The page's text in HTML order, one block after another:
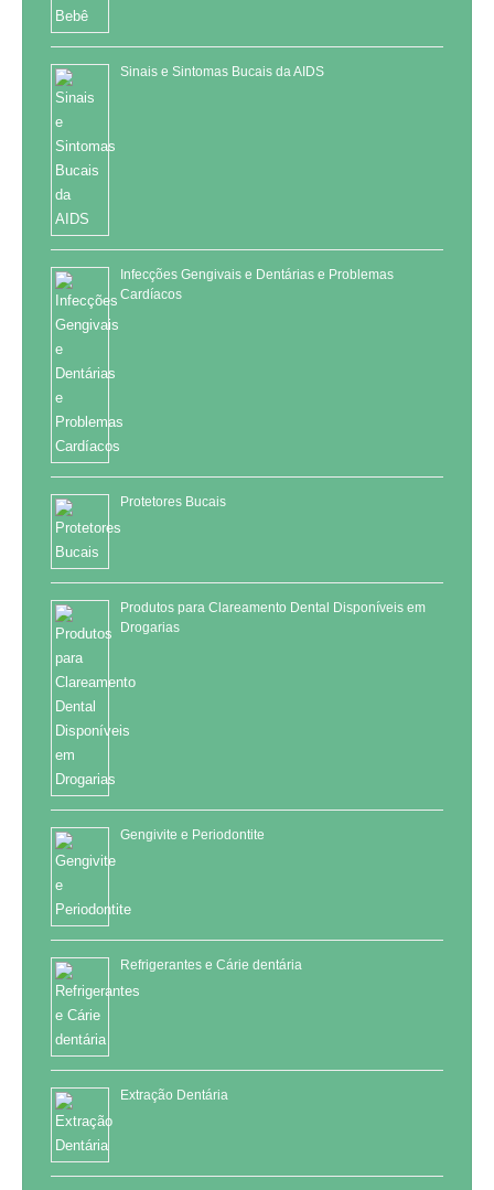
Sinais e Sintomas Bucais da AIDS
Infecções Gengivais e Dentárias e Problemas
Cardíacos
Protetores Bucais
Produtos para Clareamento Dental Disponíveis em
Drogarias
Gengivite e Periodontite
Refrigerantes e Cárie dentária
Extração Dentária